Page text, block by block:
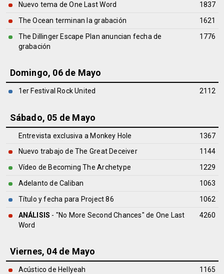
Nuevo tema de One Last Word
1837
The Ocean terminan la grabación
1621
The Dillinger Escape Plan anuncian fecha de
grabación
1776
Domingo, 06 de Mayo
1er Festival Rock United 2112
Sábado, 05 de Mayo
Entrevista exclusiva a Monkey Hole
1367
Nuevo trabajo de The Great Deceiver
1144
Vídeo de Becoming The Archetype
1229
Adelanto de Caliban
1063
Título y fecha para Project 86
1062
ANÁLISIS - "No More Second Chances" de One Last
Word
4260
Viernes, 04 de Mayo
Acústico de Hellyeah
1165